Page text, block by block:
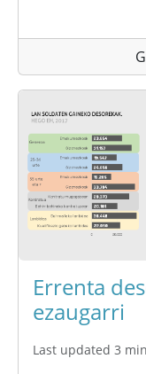
Errenta
ezaugarri
Last updated 3